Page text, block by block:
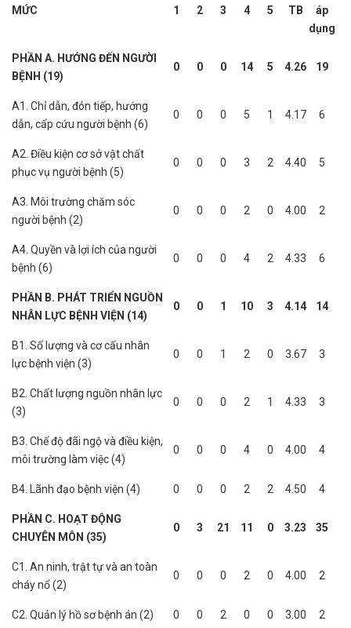
MỨC
1
2
3
4
5
TB
áp
dụng
PHẦN A. HƯỚNG ĐẾN NGƯỜI
BỆNH (19)
0 0 0 14 5 4.26 19
A1. Chỉ dẫn, đón tiếp, hướng
dẫn, cấp cứu người bệnh (6)
0 0 0 5 1 4.17 6
A2. Điều kiện cơ sở vật chất
phục vụ người bệnh (5)
0 0 0 3 2 4.40 5
A3. Môi trường chăm sóc
người bệnh (2)
0 0 0 2 0 4.00 2
A4. Quyền và lợi ích của người
bệnh (6)
0 0 0 4 2 4.33 6
PHẦN B. PHÁT TRIỂN NGUỒN
NHÂN LỰC BỆNH VIỆN (14)
0 0 1 10 3 4.14 14
B1. Số lượng và cơ cấu nhân
lực bệnh viện (3)
0 0 1 2 0 3.67 3
B2. Chất lượng nguồn nhân lực
(3)
0 0 0 2 1 4.33 3
B3. Chế độ đãi ngộ và điều kiện,
môi trường làm việc (4)
0 0 0 4 0 4.00 4
B4. Lãnh đạo bệnh viện (4) 0 0 0 2 2 4.50 4
PHẦN C. HOẠT ĐỘNG
CHUYÊN MÔN (35)
0 3 21 11 0 3.23 35
C1. An ninh, trật tự và an toàn
cháy nổ (2)
0 0 0 2 0 4.00 2
C2. Quản lý hồ sơ bệnh án (2) 0 0 2 0 0 3.00 2